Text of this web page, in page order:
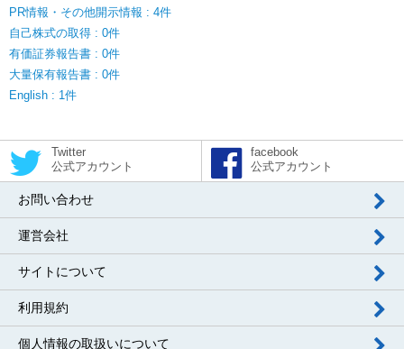
PR情報・その他開示情報 : 4件
自己株式の取得 : 0件
有価証券報告書 : 0件
大量保有報告書 : 0件
English : 1件
Twitter
公式アカウント
facebook
公式アカウント
お問い合わせ
運営会社
サイトについて
利用規約
個人情報の取扱いについて